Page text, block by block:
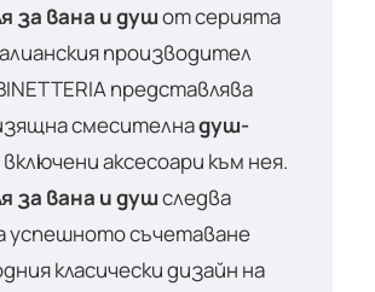
за вана и душот серията
производител
представлява
смесителнадуш-
включени аксесоари към нея.
за вана и душследва
успешното съчетаване
класически дизайн на